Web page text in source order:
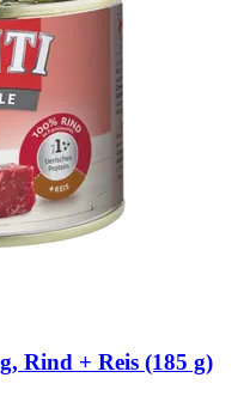
Rind + Reis (185 g)